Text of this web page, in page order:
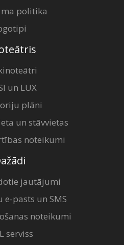
politika
un LUX
plāni
un stāvvietas
noteikumi
jautājumi
pasts un SMS
noteikumi
serviss